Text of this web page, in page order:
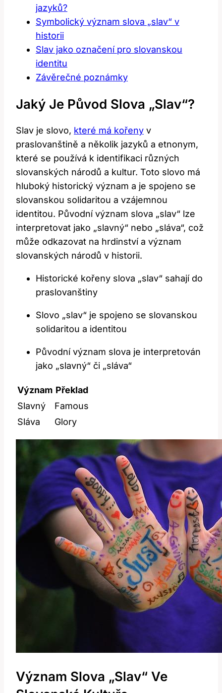
jazyků?
Symbolický význam slova „slav“ v
historii
Slav jako označení pro slovanskou
identitu
Závěrečné poznámky
Jaký Je Původ Slova „slav“?
Slav je slovo, které má kořeny v
praslovanštině a několik jazyků a etnonym,
které se používá k identifikaci různých
slovanských národů a kultur. Toto slovo má
hluboký historický význam a je spojeno se
slovanskou solidaritou a vzájemnou
identitou. Původní význam slova „slav“ lze
interpretovat jako „slavný“ nebo „sláva“, což
může odkazovat na hrdinství a význam
slovanských národů v historii.
Historické kořeny slova „slav“ sahají do
praslovanštiny
Slovo „slav“ je spojeno se slovanskou
solidaritou a identitou
Původní význam slova je interpretován
jako „slavný“ či „sláva“
Význam Překlad
Slavný
Famous
Sláva
Glory
Význam Slova „slav“ Ve